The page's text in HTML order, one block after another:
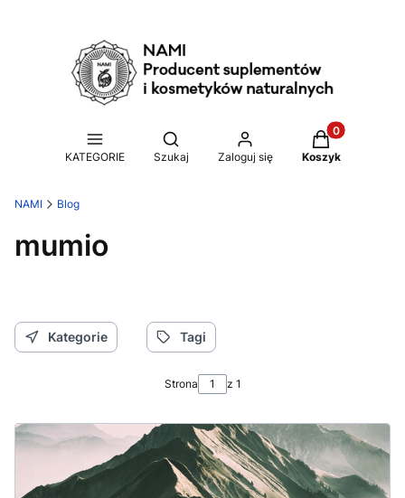
KATEGORIE
Otwórz wyszukiwarkę
Szukaj Zaloguj się
Produkty w
Koszyk
NAMI Blog
mumio
Kategorie Tagi
Strona z 1